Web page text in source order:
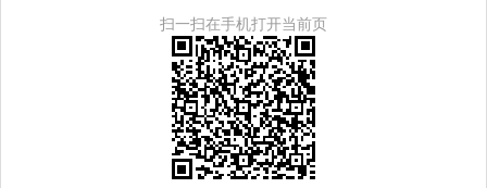
扫一扫在手机打开当前页